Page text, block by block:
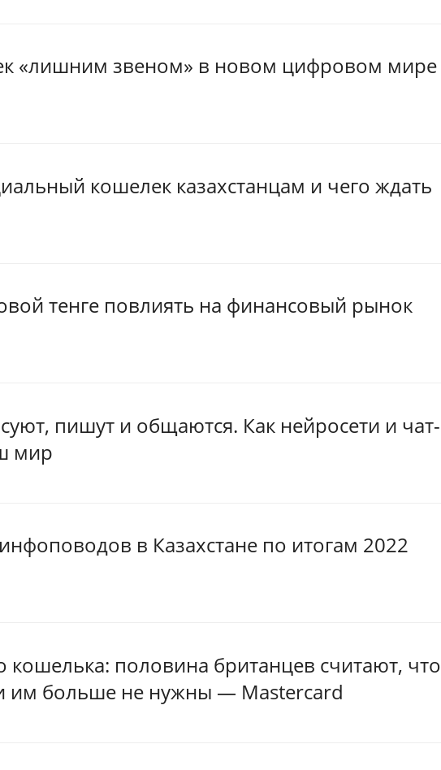
«лишним звеном» в новом цифровом мире
кошелек казахстанцам и чего ждать
тенге повлиять на финансовый рынок
пишут и общаются. Как нейросети и чат-
мир
в Казахстане по итогам 2022
кошелька: половина британцев считают, что
им больше не нужны — Mastercard